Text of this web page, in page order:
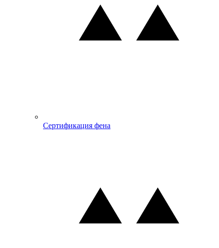
Сертификация фена